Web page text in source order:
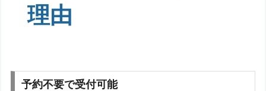
理由
予約不要で受付可能